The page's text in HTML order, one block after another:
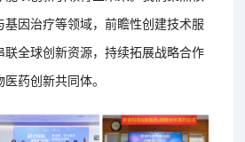
因治疗等领域，前瞻性创建技术服
全球创新资源，持续拓展战略合作
药创新共同体。